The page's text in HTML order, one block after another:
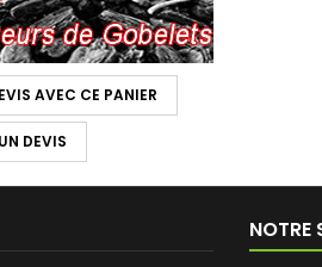
AVEC CE PANIER
DEVIS
NOTRE